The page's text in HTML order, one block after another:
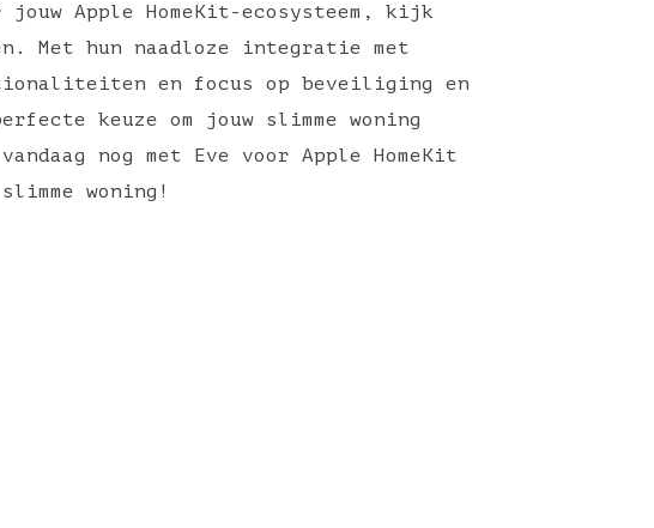
Apple HomeKit-ecosysteem, kijk
Met hun naadloze integratie met
en focus op beveiliging en
keuze om jouw slimme woning
nog met Eve voor Apple HomeKit
woning!